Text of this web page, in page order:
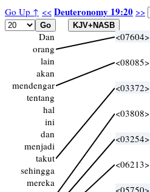
Go Up ↑ << Deuteronomy 19:20 >>
Dan
orang
lain
akan
mendengar
tentang
hal
ini
dan
menjadi
takut
sehingga
mereka
<07604>
<08085>
<03372>
<03808>
<03254>
<06213>
<05750>